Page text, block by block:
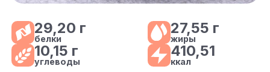
29,20 г
белки
27,55 г
жиры
10,15 г
углеводы
410,51
ккал